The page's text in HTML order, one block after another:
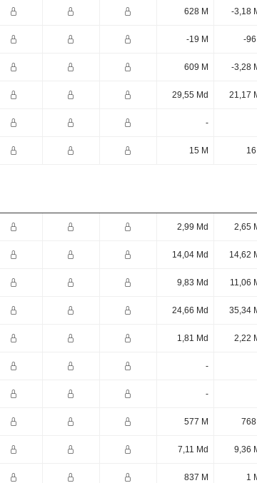
628 M -3,18
-19 M -96
609 M -3,28
29,55 Md 21,17
-
15 M
2,99 Md 2,65
14,04 Md 14,62
9,83 Md 11,06
24,66 Md 35,34
1,81 Md 2,22
-
-
577 M 768
7,11 Md 9,36
837 M 1